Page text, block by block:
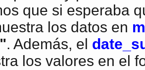
que si esperaba
los datos en
. Además, el
los valores en el